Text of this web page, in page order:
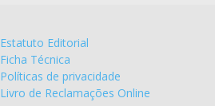
Estatuto Editorial
Ficha Técnica
Políticas de privacidade
Livro de Reclamações Online